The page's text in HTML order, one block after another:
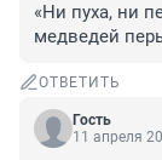
«Ни пуха, ни
медведей
ОТВЕТИТЬ
Гость
11 апреля